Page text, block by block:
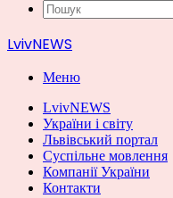
LvivNEWS
Меню
LvivNEWS
України і світу
Львівський портал
Суспільне мовлення
Компанії України
Контакти